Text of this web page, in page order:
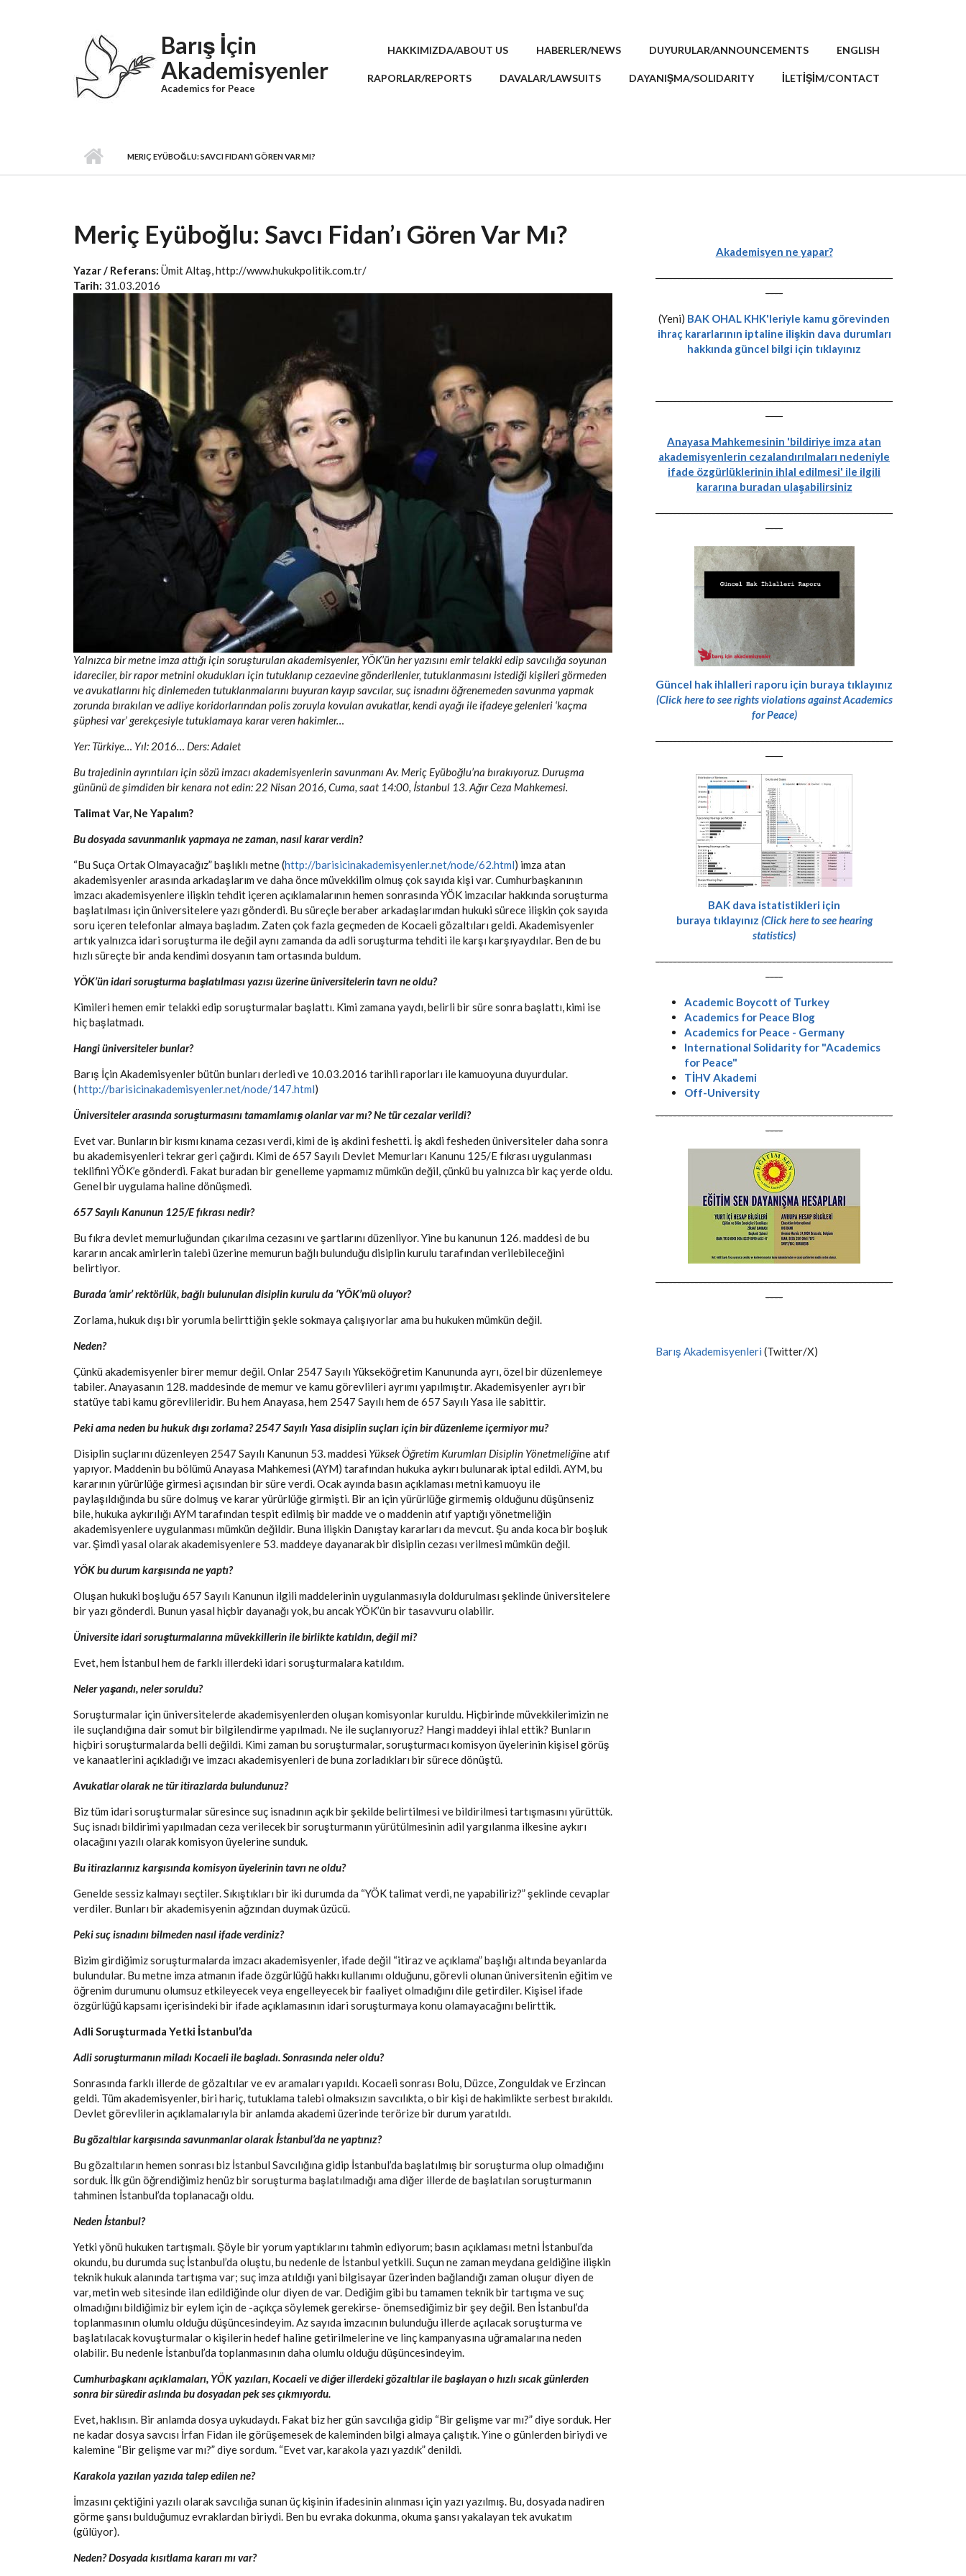
Barış İçin
Akademisyenler
Academics for Peace
HAKKIMIZDA/ABOUT US HABERLER/NEWS DUYURULAR/ANNOUNCEMENTS ENGLISH
RAPORLAR/REPORTS DAVALAR/LAWSUITS DAYANIŞMA/SOLIDARITY İLETİŞİM/CONTACT
MERIÇ EYÜBOĞLU: SAVCI FIDAN’I GÖREN VAR MI?
Meriç Eyüboğlu: Savcı Fidan’ı Gören Var Mı?
Yazar / Referans: Ümit Altaş, http://www.hukukpolitik.com.tr/
Tarih: 31.03.2016
Yalnızca bir metne imza attığı için soruşturulan akademisyenler, YÖK’ün her yazısını emir telakki edip savcılığa soyunan
idareciler, bir rapor metnini okudukları için tutuklanıp cezaevine gönderilenler, tutuklanmasını istediği kişileri görmeden
ve avukatlarını hiç dinlemeden tutuklanmalarını buyuran kayıp savcılar, suç isnadını öğrenemeden savunma yapmak
zorunda bırakılan ve adliye koridorlarından polis zoruyla kovulan avukatlar, kendi ayağı ile ifadeye gelenleri ‘kaçma
şüphesi var’ gerekçesiyle tutuklamaya karar veren hakimler…
Yer: Türkiye… Yıl: 2016… Ders: Adalet
Bu trajedinin ayrıntıları için sözü imzacı akademisyenlerin savunmanı Av. Meriç Eyüboğlu’na bırakıyoruz. Duruşma
gününü de şimdiden bir kenara not edin: 22 Nisan 2016, Cuma, saat 14:00, İstanbul 13. Ağır Ceza Mahkemesi.
Talimat Var, Ne Yapalım?
Bu dosyada savunmanlık yapmaya ne zaman, nasıl karar verdin?
“Bu Suça Ortak Olmayacağız” başlıklı metne (http://barisicinakademisyenler.net/node/62.html) imza atan
akademisyenler arasında arkadaşlarım ve daha önce müvekkilim olmuş çok sayıda kişi var. Cumhurbaşkanının
imzacı akademisyenlere ilişkin tehdit içeren açıklamalarının hemen sonrasında YÖK imzacılar hakkında soruşturma
başlatılması için üniversitelere yazı gönderdi. Bu süreçle beraber arkadaşlarımdan hukuki sürece ilişkin çok sayıda
soru içeren telefonlar almaya başladım. Zaten çok fazla geçmeden de Kocaeli gözaltıları geldi. Akademisyenler
artık yalnızca idari soruşturma ile değil aynı zamanda da adli soruşturma tehditi ile karşı karşıyaydılar. Ben de bu
hızlı süreçte bir anda kendimi dosyanın tam ortasında buldum.
YÖK’ün idari soruşturma başlatılması yazısı üzerine üniversitelerin tavrı ne oldu?
Kimileri hemen emir telakki edip soruşturmalar başlattı. Kimi zamana yaydı, belirli bir süre sonra başlattı, kimi ise
hiç başlatmadı.
Hangi üniversiteler bunlar?
Barış İçin Akademisyenler bütün bunları derledi ve 10.03.2016 tarihli raporları ile kamuoyuna duyurdular.
(http://barisicinakademisyenler.net/node/147.html)
Üniversiteler arasında soruşturmasını tamamlamış olanlar var mı? Ne tür cezalar verildi?
Evet var. Bunların bir kısmı kınama cezası verdi, kimi de iş akdini feshetti. İş akdi fesheden üniversiteler daha sonra
bu akademisyenleri tekrar geri çağırdı. Kimi de 657 Sayılı Devlet Memurları Kanunu 125/E fıkrası uygulanması
teklifini YÖK’e gönderdi. Fakat buradan bir genelleme yapmamız mümkün değil, çünkü bu yalnızca bir kaç yerde oldu.
Genel bir uygulama haline dönüşmedi.
657 Sayılı Kanunun 125/E fıkrası nedir?
Bu fıkra devlet memurluğundan çıkarılma cezasını ve şartlarını düzenliyor. Yine bu kanunun 126. maddesi de bu
kararın ancak amirlerin talebi üzerine memurun bağlı bulunduğu disiplin kurulu tarafından verilebileceğini
belirtiyor.
Burada ‘amir’ rektörlük, bağlı bulunulan disiplin kurulu da ‘YÖK’mü oluyor?
Zorlama, hukuk dışı bir yorumla belirttiğin şekle sokmaya çalışıyorlar ama bu hukuken mümkün değil.
Neden?
Çünkü akademisyenler birer memur değil. Onlar 2547 Sayılı Yükseköğretim Kanununda ayrı, özel bir düzenlemeye
tabiler. Anayasanın 128. maddesinde de memur ve kamu görevlileri ayrımı yapılmıştır. Akademisyenler ayrı bir
statüye tabi kamu görevlileridir. Bu hem Anayasa, hem 2547 Sayılı hem de 657 Sayılı Yasa ile sabittir.
Peki ama neden bu hukuk dışı zorlama? 2547 Sayılı Yasa disiplin suçları için bir düzenleme içermiyor mu?
Disiplin suçlarını düzenleyen 2547 Sayılı Kanunun 53. maddesi Yüksek Öğretim Kurumları Disiplin Yönetmeliğine atıf
yapıyor. Maddenin bu bölümü Anayasa Mahkemesi (AYM) tarafından hukuka aykırı bulunarak iptal edildi. AYM, bu
kararının yürürlüğe girmesi açısından bir süre verdi. Ocak ayında basın açıklaması metni kamuoyu ile
paylaşıldığında bu süre dolmuş ve karar yürürlüğe girmişti. Bir an için yürürlüğe girmemiş olduğunu düşünseniz
bile, hukuka aykırılığı AYM tarafından tespit edilmiş bir madde ve o maddenin atıf yaptığı yönetmeliğin
akademisyenlere uygulanması mümkün değildir. Buna ilişkin Danıştay kararları da mevcut. Şu anda koca bir boşluk
var. Şimdi yasal olarak akademisyenlere 53. maddeye dayanarak bir disiplin cezası verilmesi mümkün değil.
YÖK bu durum karşısında ne yaptı?
Oluşan hukuki boşluğu 657 Sayılı Kanunun ilgili maddelerinin uygulanmasıyla doldurulması şeklinde üniversitelere
bir yazı gönderdi. Bunun yasal hiçbir dayanağı yok, bu ancak YÖK’ün bir tasavvuru olabilir.
Üniversite idari soruşturmalarına müvekkillerin ile birlikte katıldın, değil mi?
Evet, hem İstanbul hem de farklı illerdeki idari soruşturmalara katıldım.
Neler yaşandı, neler soruldu?
Soruşturmalar için üniversitelerde akademisyenlerden oluşan komisyonlar kuruldu. Hiçbirinde müvekkilerimizin ne
ile suçlandığına dair somut bir bilgilendirme yapılmadı. Ne ile suçlanıyoruz? Hangi maddeyi ihlal ettik? Bunların
hiçbiri soruşturmalarda belli değildi. Kimi zaman bu soruşturmalar, soruşturmacı komisyon üyelerinin kişisel görüş
ve kanaatlerini açıkladığı ve imzacı akademisyenleri de buna zorladıkları bir sürece dönüştü.
Avukatlar olarak ne tür itirazlarda bulundunuz?
Biz tüm idari soruşturmalar süresince suç isnadının açık bir şekilde belirtilmesi ve bildirilmesi tartışmasını yürüttük.
Suç isnadı bildirimi yapılmadan ceza verilecek bir soruşturmanın yürütülmesinin adil yargılanma ilkesine aykırı
olacağını yazılı olarak komisyon üyelerine sunduk.
Bu itirazlarınız karşısında komisyon üyelerinin tavrı ne oldu?
Genelde sessiz kalmayı seçtiler. Sıkıştıkları bir iki durumda da “YÖK talimat verdi, ne yapabiliriz?” şeklinde cevaplar
verdiler. Bunları bir akademisyenin ağzından duymak üzücü.
Peki suç isnadını bilmeden nasıl ifade verdiniz?
Bizim girdiğimiz soruşturmalarda imzacı akademisyenler, ifade değil “itiraz ve açıklama” başlığı altında beyanlarda
bulundular. Bu metne imza atmanın ifade özgürlüğü hakkı kullanımı olduğunu, görevli olunan üniversitenin eğitim ve
öğrenim durumunu olumsuz etkileyecek veya engelleyecek bir faaliyet olmadığını dile getirdiler. Kişisel ifade
özgürlüğü kapsamı içerisindeki bir ifade açıklamasının idari soruşturmaya konu olamayacağını belirttik.
Adli Soruşturmada Yetki İstanbul’da
Adli soruşturmanın miladı Kocaeli ile başladı. Sonrasında neler oldu?
Sonrasında farklı illerde de gözaltılar ve ev aramaları yapıldı. Kocaeli sonrası Bolu, Düzce, Zonguldak ve Erzincan
geldi. Tüm akademisyenler, biri hariç, tutuklama talebi olmaksızın savcılıkta, o bir kişi de hakimlikte serbest bırakıldı.
Devlet görevlilerin açıklamalarıyla bir anlamda akademi üzerinde terörize bir durum yaratıldı.
Bu gözaltılar karşısında savunmanlar olarak İstanbul’da ne yaptınız?
Bu gözaltıların hemen sonrası biz İstanbul Savcılığına gidip İstanbul’da başlatılmış bir soruşturma olup olmadığını
sorduk. İlk gün öğrendiğimiz henüz bir soruşturma başlatılmadığı ama diğer illerde de başlatılan soruşturmanın
tahminen İstanbul’da toplanacağı oldu.
Neden İstanbul?
Yetki yönü hukuken tartışmalı. Şöyle bir yorum yaptıklarını tahmin ediyorum; basın açıklaması metni İstanbul’da
okundu, bu durumda suç İstanbul’da oluştu, bu nedenle de İstanbul yetkili. Suçun ne zaman meydana geldiğine ilişkin
teknik hukuk alanında tartışma var; suç imza atıldığı yani bilgisayar üzerinden bağlandığı zaman oluşur diyen de
var, metin web sitesinde ilan edildiğinde olur diyen de var. Dediğim gibi bu tamamen teknik bir tartışma ve suç
olmadığını bildiğimiz bir eylem için de -açıkça söylemek gerekirse- önemsediğimiz bir şey değil. Ben İstanbul’da
toplanmasının olumlu olduğu düşüncesindeyim. Az sayıda imzacının bulunduğu illerde açılacak soruşturma ve
başlatılacak kovuşturmalar o kişilerin hedef haline getirilmelerine ve linç kampanyasına uğramalarına neden
olabilir. Bu nedenle İstanbul’da toplanmasının daha olumlu olduğu düşüncesindeyim.
Cumhurbaşkanı açıklamaları, YÖK yazıları, Kocaeli ve diğer illerdeki gözaltılar ile başlayan o hızlı sıcak günlerden
sonra bir süredir aslında bu dosyadan pek ses çıkmıyordu.
Evet, haklısın. Bir anlamda dosya uykudaydı. Fakat biz her gün savcılığa gidip “Bir gelişme var mı?” diye sorduk. Her
ne kadar dosya savcısı İrfan Fidan ile görüşemesek de kaleminden bilgi almaya çalıştık. Yine o günlerden biriydi ve
kalemine “Bir gelişme var mı?” diye sordum. “Evet var, karakola yazı yazdık” denildi.
Karakola yazılan yazıda talep edilen ne?
İmzasını çektiğini yazılı olarak savcılığa sunan üç kişinin ifadesinin alınması için yazı yazılmış. Bu, dosyada nadiren
görme şansı bulduğumuz evraklardan biriydi. Ben bu evraka dokunma, okuma şansı yakalayan tek avukatım
(gülüyor).
Neden? Dosyada kısıtlama kararı mı var?
Akademisyen ne yapar?
-------------------------------------------------------
----
(Yeni) BAK OHAL KHK'leriyle kamu görevinden
ihraç kararlarının iptaline ilişkin dava durumları
hakkında güncel bilgi için tıklayınız
-------------------------------------------------------
----
Anayasa Mahkemesinin 'bildiriye imza atan
akademisyenlerin cezalandırılmaları nedeniyle
ifade özgürlüklerinin ihlal edilmesi' ile ilgili
kararına buradan ulaşabilirsiniz
-------------------------------------------------------
----
Güncel hak ihlalleri raporu için buraya tıklayınız
(Click here to see rights violations against Academics
for Peace)
-------------------------------------------------------
----
BAK dava istatistikleri için
buraya tıklayınız (Click here to see hearing
statistics)
-------------------------------------------------------
----
Academic Boycott of Turkey
Academics for Peace Blog
Academics for Peace - Germany
International Solidarity for "Academics
for Peace"
TİHV Akademi
Off-University
-------------------------------------------------------
----
-------------------------------------------------------
----
Barış Akademisyenleri (Twitter/X)